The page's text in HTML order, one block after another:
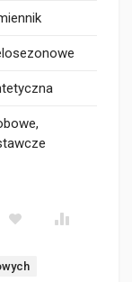
C3 5L ilość